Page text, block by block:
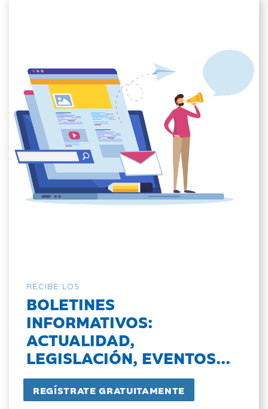
RECIBE LOS
BOLETINES
INFORMATIVOS:
ACTUALIDAD,
LEGISLACIÓN, EVENTOS...